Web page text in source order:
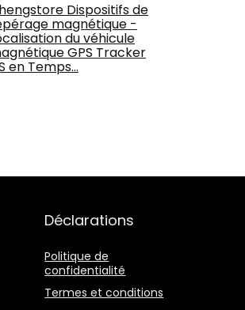
Dispositifs de
magnétique -
du véhicule
GPS Tracker
en Temps…
Déclarations
Politique de
confidentialité
Termes et conditions